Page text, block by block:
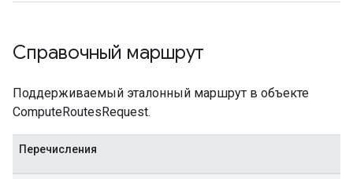
Справочный маршрут
Поддерживаемый эталонный маршрут в объекте
ComputeRoutesRequest.
Перечисления